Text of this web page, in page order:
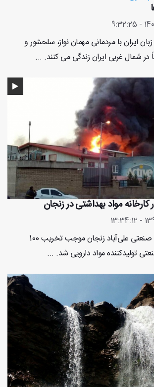
ایران با مردمانی مهمان نواز، سلحشور و
شمال غربی ایران زندگی می کنند. ...
مواد بهداشتی در زنجان
آتش‌سوزی در شهرک صنعتی علی‌آباد زنجان موجب تخریب 100
تولیدکننده مواد دارویی شد. ...